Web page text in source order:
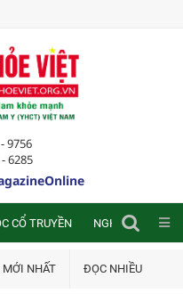
9756
6285
CỔ TRUYỀN NGHIÊN CỨU
MỚI NHẤT ĐỌC NHIỀU